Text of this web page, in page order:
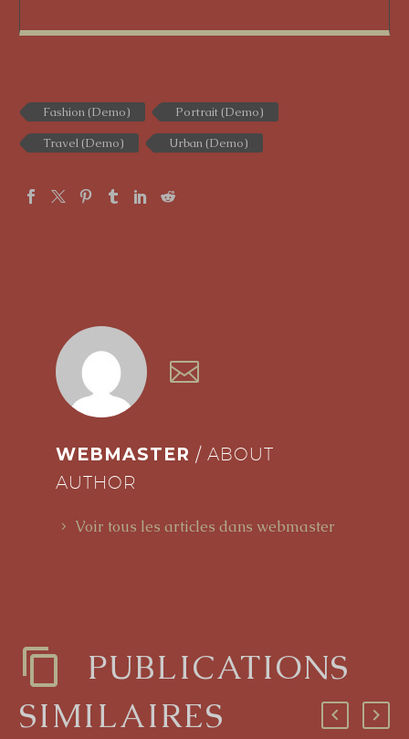
Fashion (Demo)
Portrait (Demo)
Travel (Demo)
Urban (Demo)
WEBMASTER / ABOUT
AUTHOR
Voir tous les articles dans webmaster
PUBLICATIONS
SIMILAIRES